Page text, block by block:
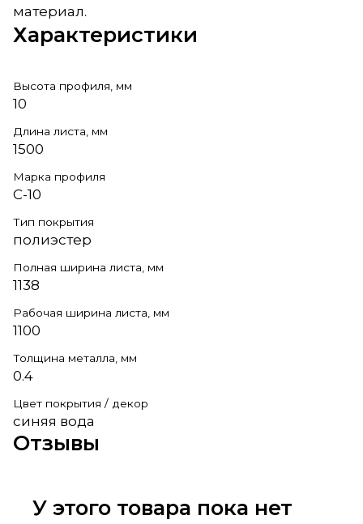
материал.
Характеристики
Высота профиля, мм
10
Длина листа, мм
1500
Марка профиля
С-10
Тип покрытия
полиэстер
Полная ширина листа, мм
1138
Рабочая ширина листа, мм
1100
Толщина металла, мм
0.4
Цвет покрытия / декор
синяя вода
Отзывы
У этого товара пока нет